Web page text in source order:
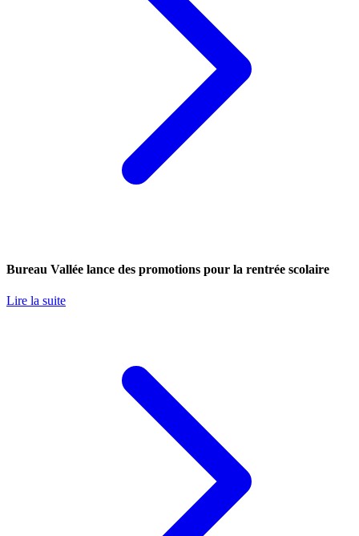
Bureau Vallée lance des promotions pour la rentrée scolaire
Lire la suite